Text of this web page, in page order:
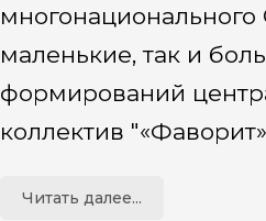
многонационального
маленькие, так и
формирований
коллектив
Читать далее...